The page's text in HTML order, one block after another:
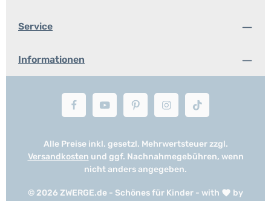
Service
Informationen
© 2026 ZWERGE.de - Schönes für Kinder - with
by
Alle Preise inkl. gesetzl. Mehrwertsteuer zzgl.
Versandkosten und ggf. Nachnahmegebühren, wenn
nicht anders angegeben.